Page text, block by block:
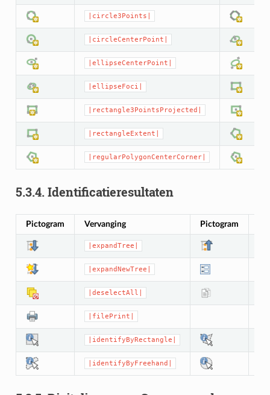
|circle3Points|
|circleCenterPoint|
|ellipseCenterPoint|
|ellipseFoci|
|rectangle3PointsProjected|
|rectangleExtent|
|regularPolygonCenterCorner|
5.3.4. Identificatieresultaten
Pictogram Vervanging Pictogram
|expandTree|
|expandNewTree|
|deselectAll|
|filePrint|
|identifyByRectangle|
|identifyByFreehand|